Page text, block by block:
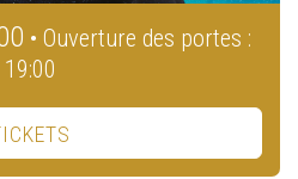
• Ouverture des portes :
19:00